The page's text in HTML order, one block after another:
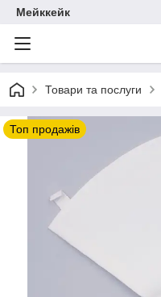
Мейккейк
Товари та послуги
Топ продажів